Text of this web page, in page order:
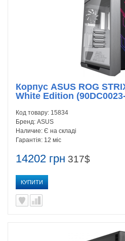
14202 грн 317$
КУПИТИ
Корпус ASUS ROG
White Edition
Код товару: 15834
Бренд: ASUS
Наличие: Є на складі
Гарантія: 12 міс